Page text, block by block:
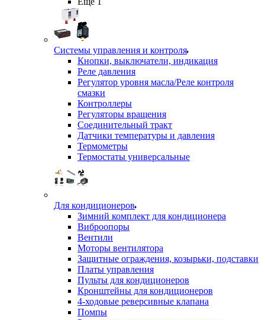
Системы управления и контроля
Кнопки, выключатели, индикация
Реле давления
Регулятор уровня масла/Реле контроля
смазки
Контроллеры
Регуляторы вращения
Соединительный тракт
Датчики температуры и давления
Термометры
Термостаты универсальные
Для кондиционеров
Зимний комплект для кондиционера
Виброопоры
Вентили
Моторы вентилятора
Защитные ограждения, козырьки, подставки
Платы управления
Пульты для кондиционеров
Кронштейны для кондиционеров
4-ходовые реверсивные клапана
Помпы